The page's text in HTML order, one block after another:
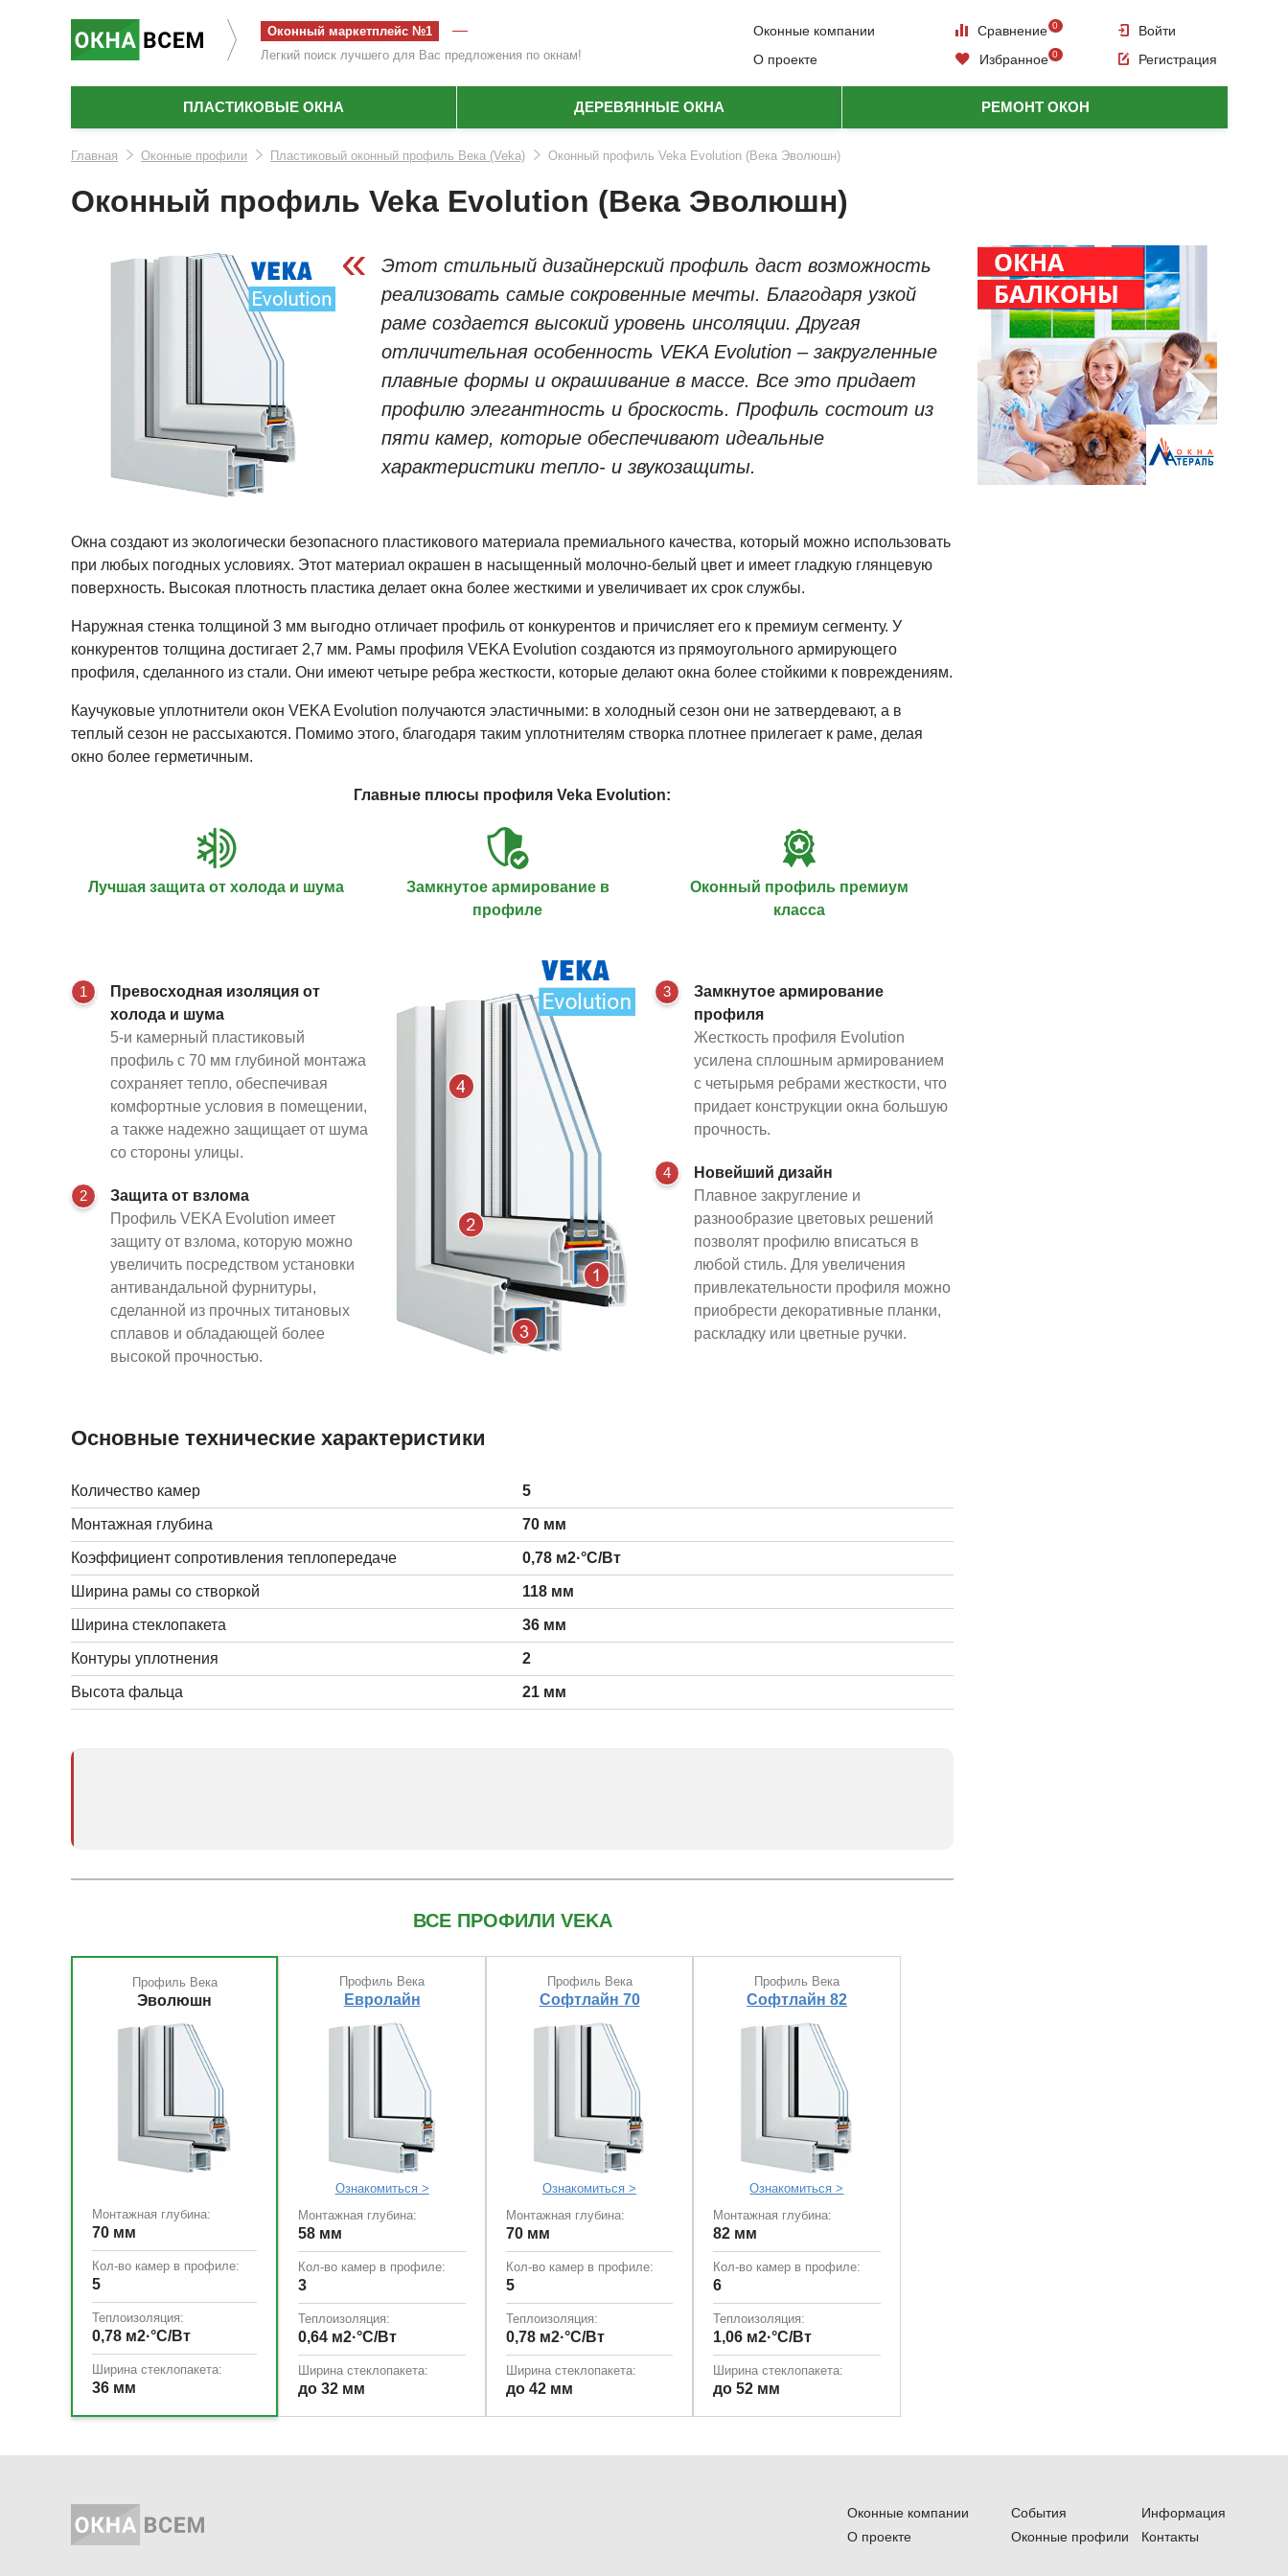
Оконный маркетплейс №1 —
Легкий поиск лучшего для Вас предложения по окнам!
Оконные компании
О проекте
Сравнение 0
Избранное 0
Войти
Регистрация
ПЛАСТИКОВЫЕ ОКНА ДЕРЕВЯННЫЕ ОКНА РЕМОНТ ОКОН
Главная Оконные профили Пластиковый оконный профиль Века (Veka) Оконный профиль Veka Evolution (Века Эволюшн)
Оконный профиль Veka Evolution (Века Эволюшн)
«
Этот стильный дизайнерский профиль даст возможность
реализовать самые сокровенные мечты. Благодаря узкой
раме создается высокий уровень инсоляции. Другая
отличительная особенность VEKA Evolution – закругленные
плавные формы и окрашивание в массе. Все это придает
профилю элегантность и броскость. Профиль состоит из
пяти камер, которые обеспечивают идеальные
характеристики тепло- и звукозащиты.
Окна создают из экологически безопасного пластикового материала премиального качества, который можно использовать
при любых погодных условиях. Этот материал окрашен в насыщенный молочно-белый цвет и имеет гладкую глянцевую
поверхность. Высокая плотность пластика делает окна более жесткими и увеличивает их срок службы.
Наружная стенка толщиной 3 мм выгодно отличает профиль от конкурентов и причисляет его к премиум сегменту. У
конкурентов толщина достигает 2,7 мм. Рамы профиля VEKA Evolution создаются из прямоугольного армирующего
профиля, сделанного из стали. Они имеют четыре ребра жесткости, которые делают окна более стойкими к повреждениям.
Каучуковые уплотнители окон VEKA Evolution получаются эластичными: в холодный сезон они не затвердевают, а в
теплый сезон не рассыхаются. Помимо этого, благодаря таким уплотнителям створка плотнее прилегает к раме, делая
окно более герметичным.
Главные плюсы профиля Veka Evolution:
Лучшая защита от холода и шума
Замкнутое армирование в
профиле
Оконный профиль премиум
класса
1
Превосходная изоляция от
холода и шума
5-и камерный пластиковый
профиль с 70 мм глубиной монтажа
сохраняет тепло, обеспечивая
комфортные условия в помещении,
а также надежно защищает от шума
со стороны улицы.
2
Защита от взлома
Профиль VEKA Evolution имеет
защиту от взлома, которую можно
увеличить посредством установки
антивандальной фурнитуры,
сделанной из прочных титановых
сплавов и обладающей более
высокой прочностью.
3
Замкнутое армирование
профиля
Жесткость профиля Evolution
усилена сплошным армированием
с четырьмя ребрами жесткости, что
придает конструкции окна большую
прочность.
4
Новейший дизайн
Плавное закругление и
разнообразие цветовых решений
позволят профилю вписаться в
любой стиль. Для увеличения
привлекательности профиля можно
приобрести декоративные планки,
раскладку или цветные ручки.
Основные технические характеристики
Количество камер 5
Монтажная глубина 70 мм
Коэффициент сопротивления теплопередаче 0,78 м2·°С/Вт
Ширина рамы со створкой 118 мм
Ширина стеклопакета 36 мм
Контуры уплотнения 2
Высота фальца 21 мм
ВСЕ ПРОФИЛИ VEKA
Профиль Века
Эволюшн
Монтажная глубина:
70 мм
Кол-во камер в профиле:
5
Теплоизоляция:
0,78 м2·°С/Вт
Ширина стеклопакета:
36 мм
Профиль Века
Евролайн
Ознакомиться >
Монтажная глубина:
58 мм
Кол-во камер в профиле:
3
Теплоизоляция:
0,64 м2·°С/Вт
Ширина стеклопакета:
до 32 мм
Профиль Века
Софтлайн 70
Ознакомиться >
Монтажная глубина:
70 мм
Кол-во камер в профиле:
5
Теплоизоляция:
0,78 м2·°С/Вт
Ширина стеклопакета:
до 42 мм
Профиль Века
Софтлайн 82
Ознакомиться >
Монтажная глубина:
82 мм
Кол-во камер в профиле:
6
Теплоизоляция:
1,06 м2·°С/Вт
Ширина стеклопакета:
до 52 мм
Оконные компании
О проекте
События
Оконные профили
Информация
Контакты